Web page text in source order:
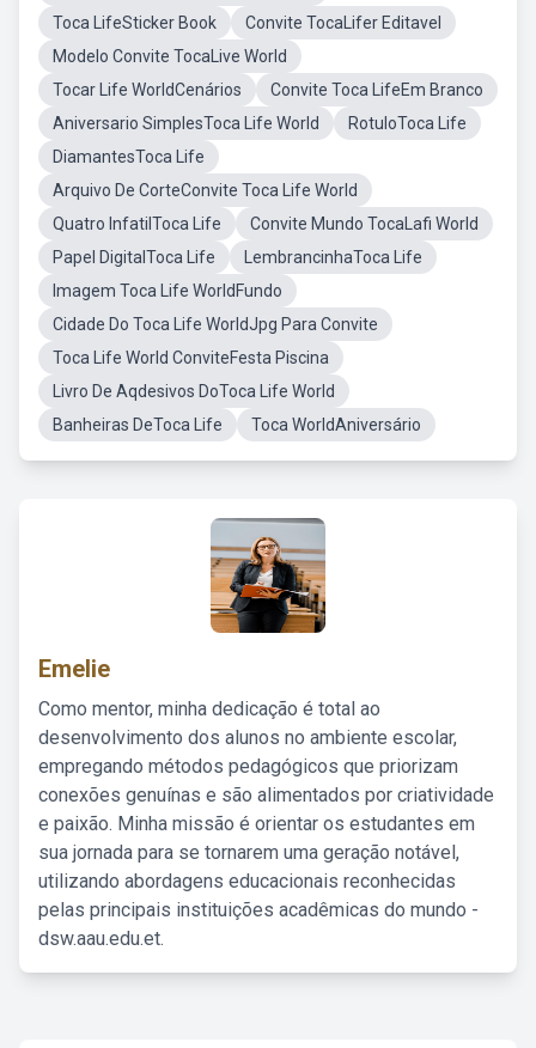
Toca LifeSticker Book
Convite TocaLifer Editavel
Modelo Convite TocaLive World
Tocar Life WorldCenários
Convite Toca LifeEm Branco
Aniversario SimplesToca Life World
RotuloToca Life
DiamantesToca Life
Arquivo De CorteConvite Toca Life World
Quatro InfatilToca Life
Convite Mundo TocaLafi World
Papel DigitalToca Life
LembrancinhaToca Life
Imagem Toca Life WorldFundo
Cidade Do Toca Life WorldJpg Para Convite
Toca Life World ConviteFesta Piscina
Livro De Aqdesivos DoToca Life World
Banheiras DeToca Life
Toca WorldAniversário
Emelie
Como mentor, minha dedicação é total ao
desenvolvimento dos alunos no ambiente escolar,
empregando métodos pedagógicos que priorizam
conexões genuínas e são alimentados por criatividade
e paixão. Minha missão é orientar os estudantes em
sua jornada para se tornarem uma geração notável,
utilizando abordagens educacionais reconhecidas
pelas principais instituições acadêmicas do mundo -
dsw.aau.edu.et.